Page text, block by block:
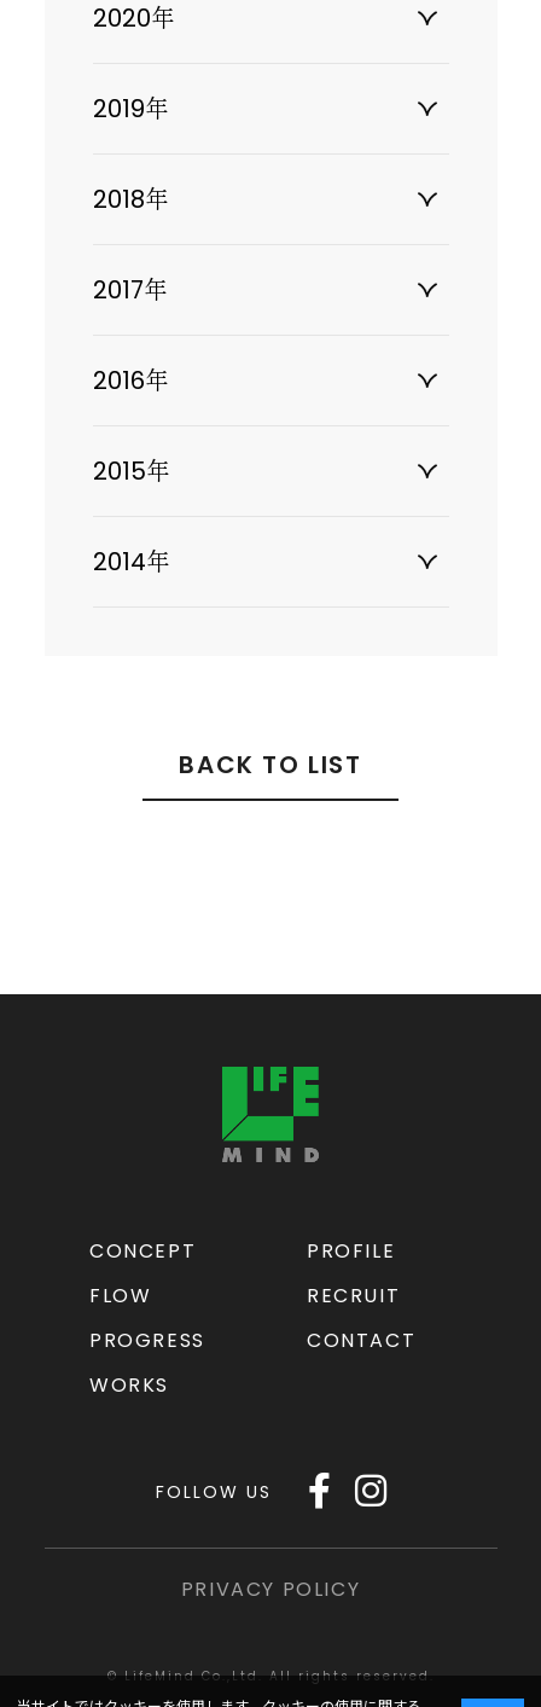
2020年
2019年
2018年
2017年
2016年
2015年
2014年
BACK TO LIST
CONCEPT
PROFILE
FLOW
RECRUIT
PROGRESS
CONTACT
WORKS
FOLLOW US
PRIVACY POLICY
© LifeMind Co.,Ltd. All rights reserved.